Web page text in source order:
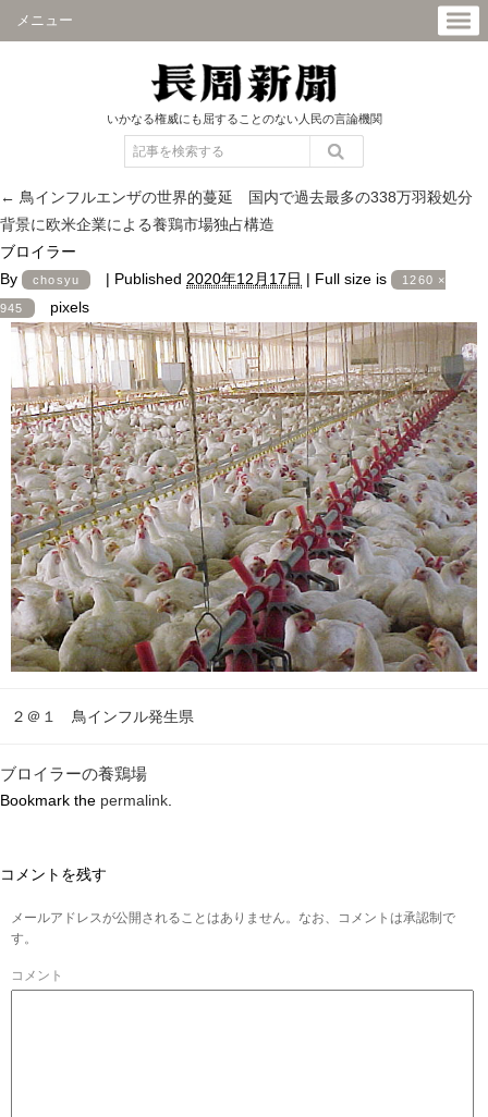
メニュー
いかなる権威にも屈することのない人民の言論機関
← 鳥インフルエンザの世界的蔓延 国内で過去最多の338万羽殺処分
背景に欧米企業による養鶏市場独占構造
ブロイラー
By
chosyu | Published 2020年12月17日 | Full size is 1260 ×
945 pixels
２＠１ 鳥インフル発生県
ブロイラーの養鶏場
Bookmark the permalink
コメントを残す
メールアドレスが公開されることはありません。なお、コメントは承認制で
す。
コメント